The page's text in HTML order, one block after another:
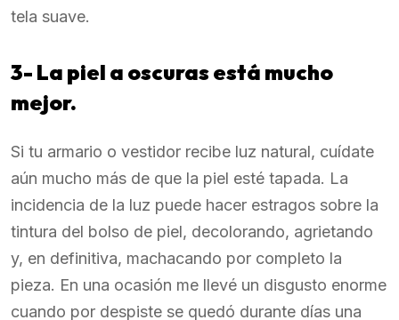
tela suave.
3- La piel a oscuras está mucho
mejor.
Si tu armario o vestidor recibe luz natural, cuídate
aún mucho más de que la piel esté tapada. La
incidencia de la luz puede hacer estragos sobre la
tintura del bolso de piel, decolorando, agrietando
y, en definitiva, machacando por completo la
pieza. En una ocasión me llevé un disgusto enorme
cuando por despiste se quedó durante días una